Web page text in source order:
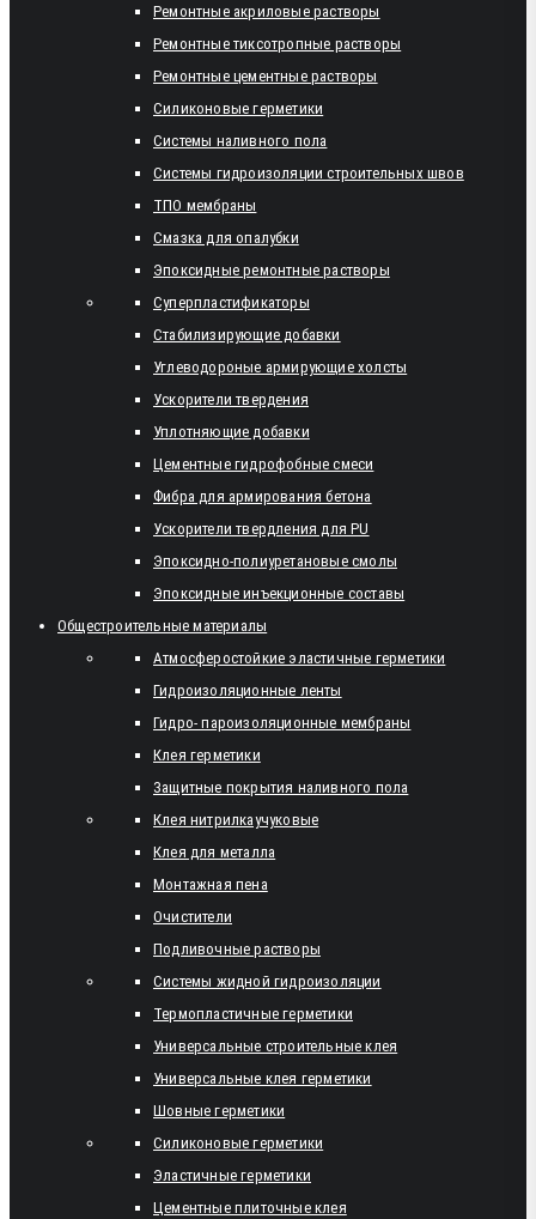
Ремонтные акриловые растворы
Ремонтные тиксотропные растворы
Ремонтные цементные растворы
Силиконовые герметики
Системы наливного пола
Системы гидроизоляции строительных швов
ТПО мембраны
Смазка для опалубки
Эпоксидные ремонтные растворы
Суперпластификаторы
Стабилизирующие добавки
Углеводороные армирующие холсты
Ускорители твердения
Уплотняющие добавки
Цементные гидрофобные смеси
Фибра для армирования бетона
Ускорители твердления для PU
Эпоксидно-полиуретановые смолы
Эпоксидные инъекционные составы
Общестроительные материалы
Атмосферостойкие эластичные герметики
Гидроизоляционные ленты
Гидро- пароизоляционные мембраны
Клея герметики
Защитные покрытия наливного пола
Клея нитрилкаучуковые
Клея для металла
Монтажная пена
Очистители
Подливочные растворы
Системы жидной гидроизоляции
Термопластичные герметики
Универсальные строительные клея
Универсальные клея герметики
Шовные герметики
Силиконовые герметики
Эластичные герметики
Цементные плиточные клея